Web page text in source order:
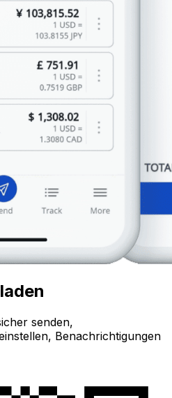
senden,
Benachrichtigungen